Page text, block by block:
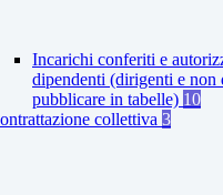
Incarichi conferiti e
dipendenti (dirigenti e non
pubblicare in tabelle) 10
collettiva 3